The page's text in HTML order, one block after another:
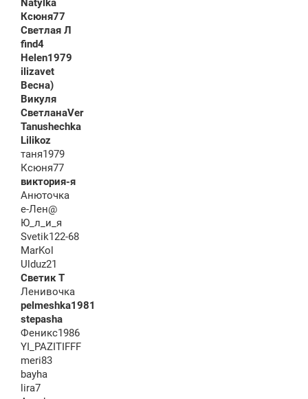
Ксюня77
Светлая Л
find4
Helen1979
ilizavet
Весна)
Викуля
СветланаVer
Tanushechka
Lilikoz
таня1979
Ксюня77
виктория-я
Анюточка
е-Лен@
Ю_л_и_я
Svetik122-68
MarKol
Ulduz21
Светик Т
Ленивочка
pelmeshka1981
stepasha
Феникс1986
YI_PAZITIFFF
meri83
bayha
lira7